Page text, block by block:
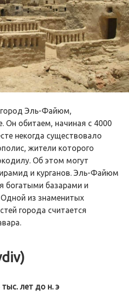
город Эль-Файюм,
Он обитаем, начиная с 4000
некогда существовало
жители которого
Об этом могут
и курганов. Эль-Файюм
богатыми базарами и
из знаменитых
города считается
лет до н. э